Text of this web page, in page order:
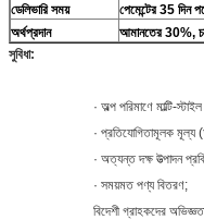
ডেলিভারি সময়
পেমেন্টের 35 দিন
অর্থপ্রদান
আমানতের 30%,
সুবিধা:
· অল্প পরিমাণে মাল্টি-
· প্রতিযোগিতামূলক মূল্য
· অত্যন্ত দক্ষ উত্পাদন
· সময়মত পণ্য বিতরণ;
বিদেশী গ্রাহকদের